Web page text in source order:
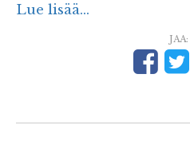
Lue lisää...
JAA: